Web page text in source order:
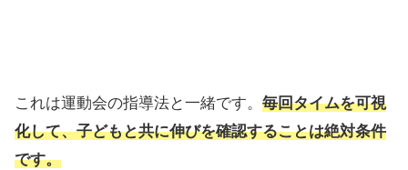
これは運動会の指導法と一緒です。 毎回タイムを可視
化して、子どもと共に伸びを確認することは絶対条件
です。